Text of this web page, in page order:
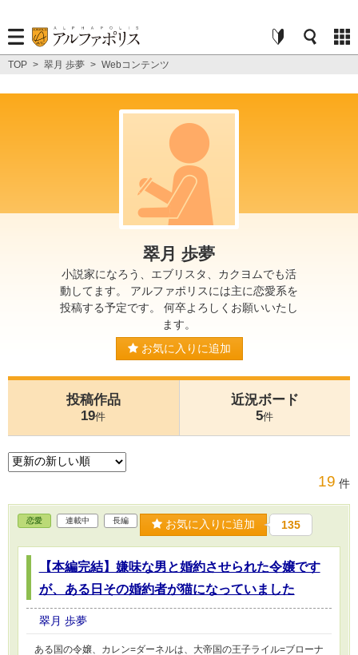
TOP > 翠月 歩夢 > Webコンテンツ
翠月 歩夢
小説家になろう、エブリスタ、カクヨムでも活
動してます。 アルファポリスには主に恋愛系を
投稿する予定です。 何卒よろしくお願いいたし
ます。
お気に入りに追加
投稿作品
19件
近況ボード
5件
19 件
恋愛 連載中 長編 お気に入りに追加 135
【本編完結】嫌味な男と婚約させられた令嬢です
が、ある日その婚約者が猫になっていました
翠月 歩夢
ある国の令嬢、カレン=ダーネルは、大帝国の王子ライル=ブローナ